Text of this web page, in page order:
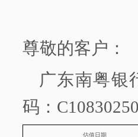
尊敬的客户：
广东南粤银
码：
估值日期